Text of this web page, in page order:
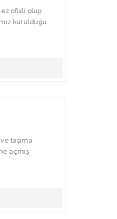
ofisli olup
kurulduğu
taşıma
açmış